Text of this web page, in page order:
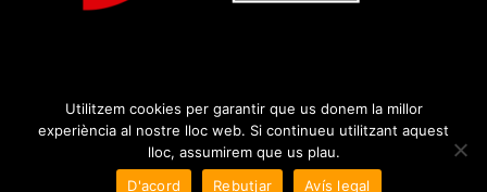
Utilitzem cookies per garantir que us donem la millor
experiència al nostre lloc web. Si continueu utilitzant aquest
lloc, assumirem que us plau.
D'acord
Rebutjar Avís legal